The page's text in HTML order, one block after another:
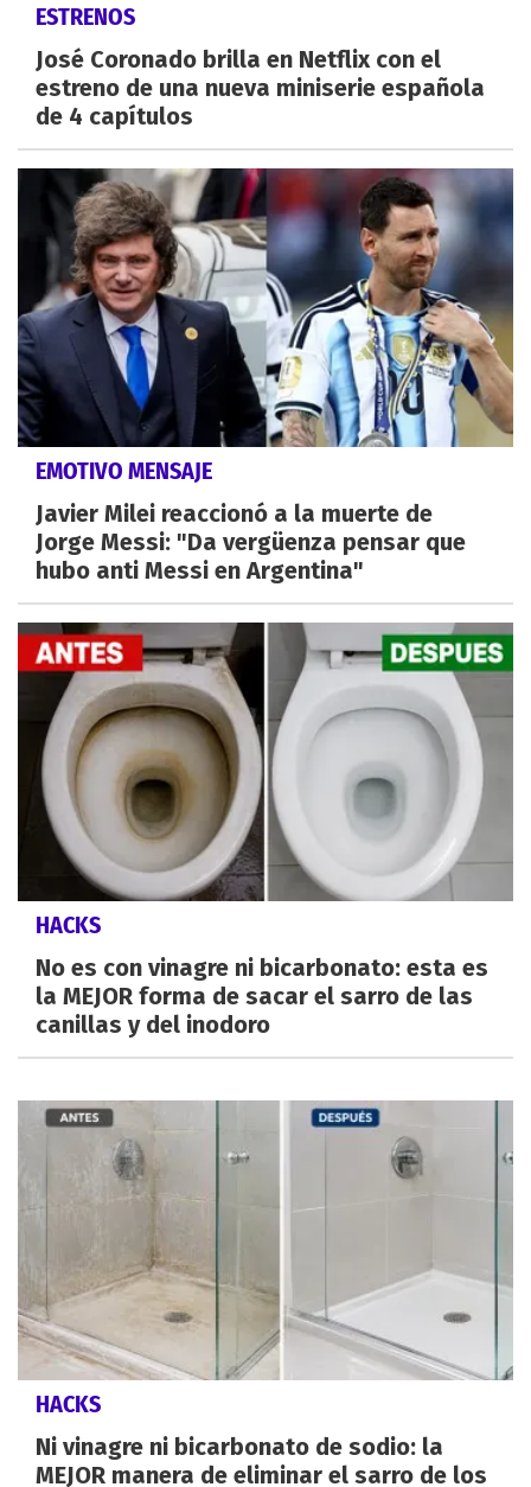
ESTRENOS
José Coronado brilla en Netflix con el
estreno de una nueva miniserie española
de 4 capítulos
EMOTIVO MENSAJE
Javier Milei reaccionó a la muerte de
Jorge Messi: "Da vergüenza pensar que
hubo anti Messi en Argentina"
HACKS
No es con vinagre ni bicarbonato: esta es
la MEJOR forma de sacar el sarro de las
canillas y del inodoro
HACKS
Ni vinagre ni bicarbonato de sodio: la
MEJOR manera de eliminar el sarro de los